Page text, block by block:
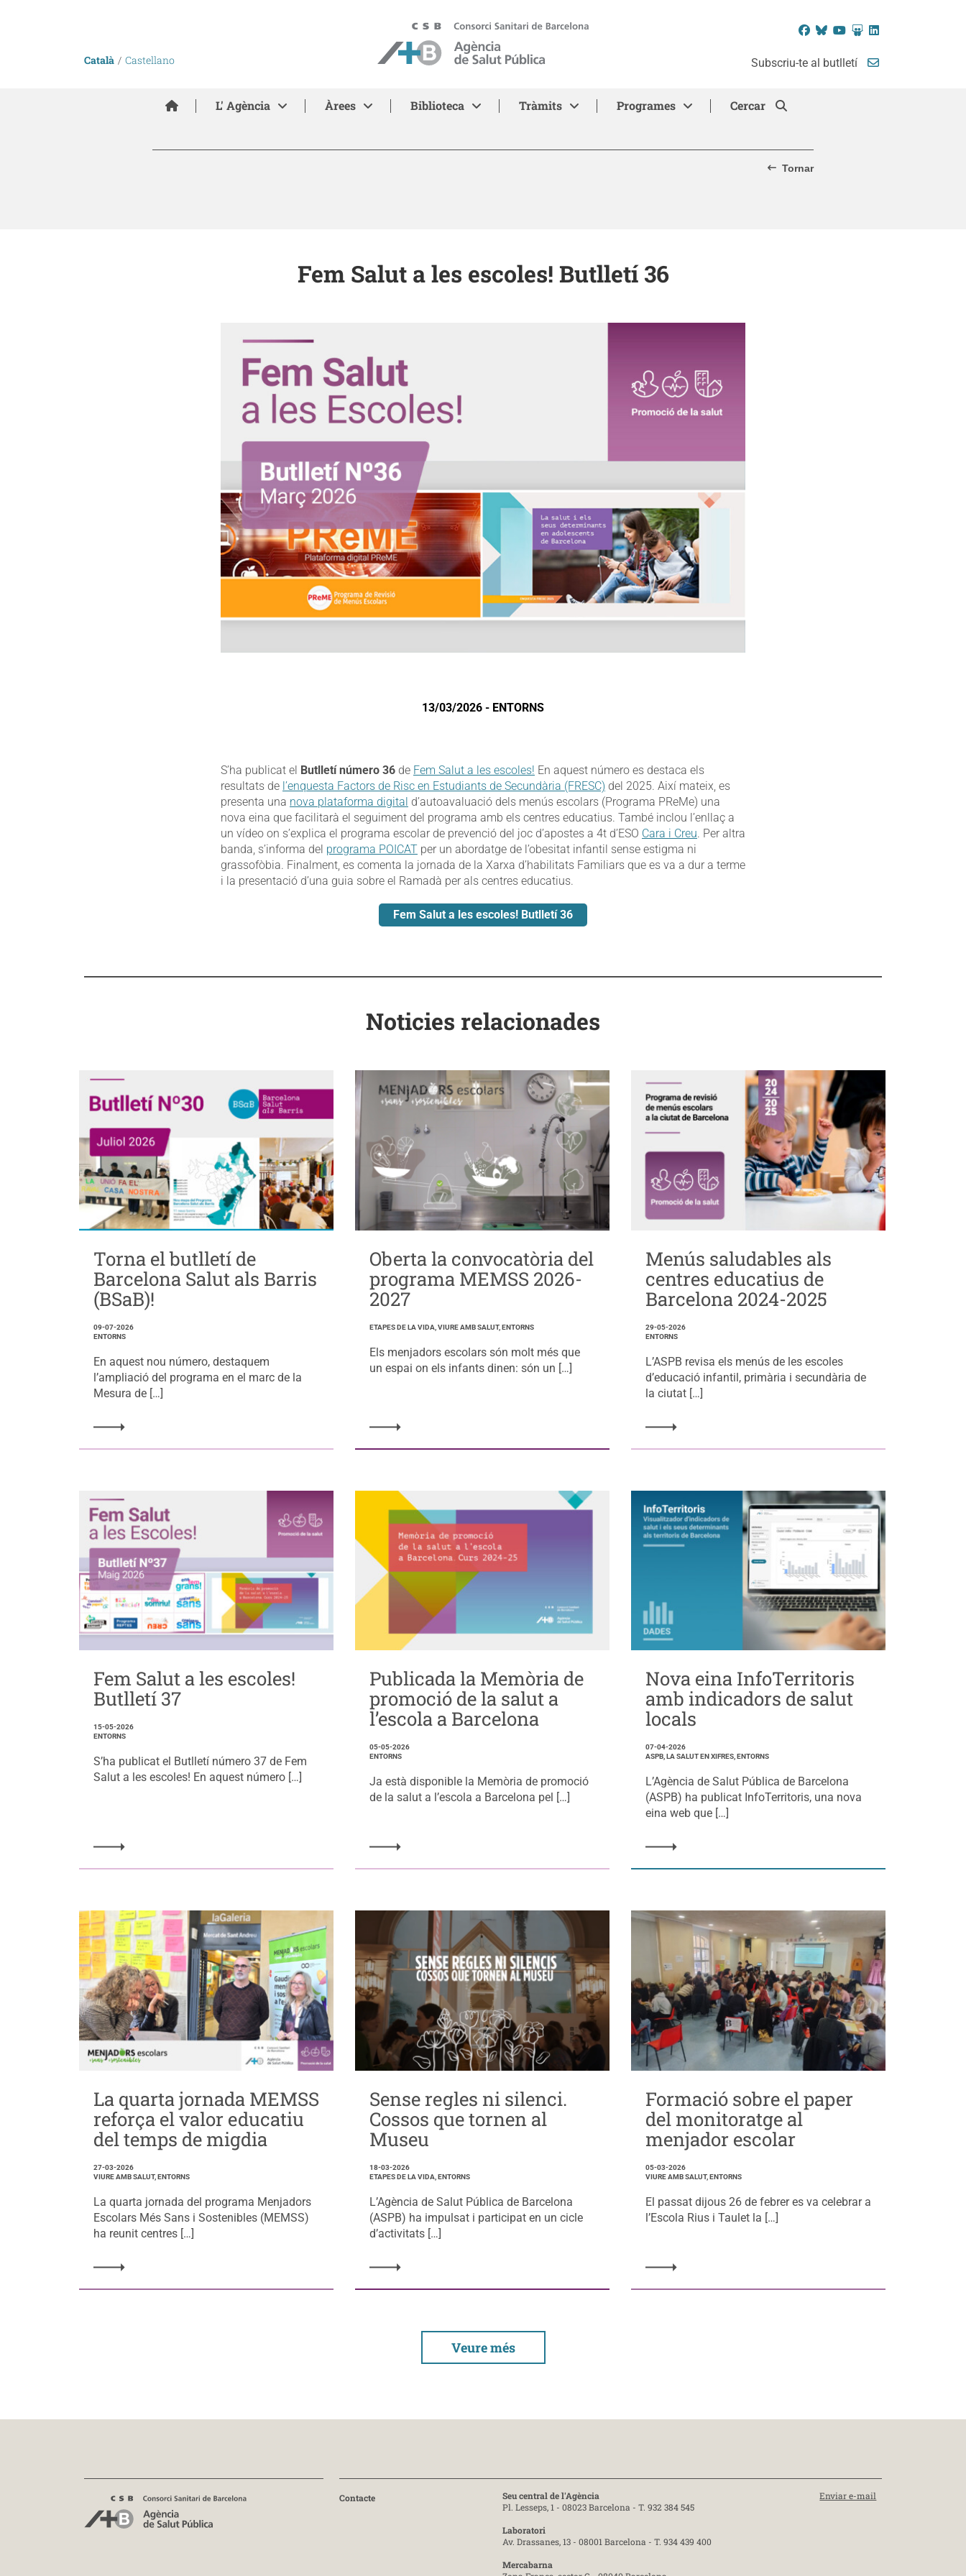
Català Castellano
ASPB - Agència de Salut Pública de Barcelona Facebook
BlueskyYouTube
SlideShare
LinkedIn
Subscriu-te al butlletí
Inici L' Agència Àrees Biblioteca Tràmits Programes Cercar
Tornar
Fem Salut a les escoles! Butlletí 36
13/03/2026 - ENTORNS
S’ha publicat el Butlletí número 36 de Fem Salut a les escoles! En aquest número es destaca els
resultats de l’enquesta Factors de Risc en Estudiants de Secundària (FRESC) del 2025. Així mateix, es
presenta una nova plataforma digital d’autoavaluació dels menús escolars (Programa PReMe) una
nova eina que facilitarà el seguiment del programa amb els centres educatius. També inclou l’enllaç a
un vídeo on s’explica el programa escolar de prevenció del joc d’apostes a 4t d’ESO Cara i Creu. Per altra
banda, s’informa del programa POICAT per un abordatge de l’obesitat infantil sense estigma ni
grassofòbia. Finalment, es comenta la jornada de la Xarxa d’habilitats Familiars que es va a dur a terme
i la presentació d’una guia sobre el Ramadà per als centres educatius.
Fem Salut a les escoles! Butlletí 36
Noticies relacionades
Torna el butlletí de
Barcelona Salut als Barris
(BSaB)!
09-07-2026
ENTORNS
En aquest nou número, destaquem
l’ampliació del programa en el marc de la
Mesura de […]
Oberta la convocatòria del
programa MEMSS 2026-
2027
ETAPES DE LA VIDA, VIURE AMB SALUT, ENTORNS
Els menjadors escolars són molt més que
un espai on els infants dinen: són un […]
Menús saludables als
centres educatius de
Barcelona 2024-2025
29-05-2026
ENTORNS
L’ASPB revisa els menús de les escoles
d’educació infantil, primària i secundària de
la ciutat […]
Fem Salut a les escoles!
Butlletí 37
15-05-2026
ENTORNS
S’ha publicat el Butlletí número 37 de Fem
Salut a les escoles! En aquest número […]
Publicada la Memòria de
promoció de la salut a
l’escola a Barcelona
05-05-2026
ENTORNS
Ja està disponible la Memòria de promoció
de la salut a l’escola a Barcelona pel […]
Nova eina InfoTerritoris
amb indicadors de salut
locals
07-04-2026
ASPB, LA SALUT EN XIFRES, ENTORNS
L’Agència de Salut Pública de Barcelona
(ASPB) ha publicat InfoTerritoris, una nova
eina web que […]
La quarta jornada MEMSS
reforça el valor educatiu
del temps de migdia
27-03-2026
VIURE AMB SALUT, ENTORNS
La quarta jornada del programa Menjadors
Escolars Més Sans i Sostenibles (MEMSS)
ha reunit centres […]
Sense regles ni silenci.
Cossos que tornen al
Museu
18-03-2026
ETAPES DE LA VIDA, ENTORNS
L’Agència de Salut Pública de Barcelona
(ASPB) ha impulsat i participat en un cicle
d’activitats […]
Formació sobre el paper
del monitoratge al
menjador escolar
05-03-2026
VIURE AMB SALUT, ENTORNS
El passat dijous 26 de febrer es va celebrar a
l’Escola Rius i Taulet la […]
Veure més
Contacte
Seu central de l'Agència
Pl. Lesseps, 1 - 08023 Barcelona - T. 932 384 545
Laboratori
Av. Drassanes, 13 - 08001 Barcelona - T. 934 439 400
Mercabarna
Enviar e-mail